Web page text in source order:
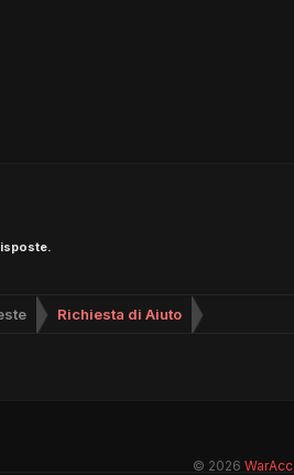
Richiesta di Aiuto
© 2026